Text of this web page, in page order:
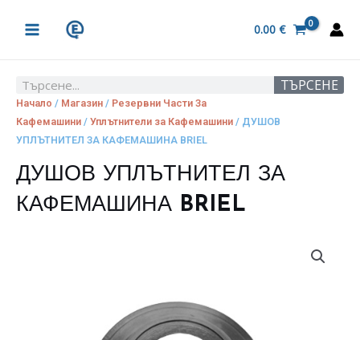
MENU
0.00 €
Search ТЪРСЕНЕ
Начало / Магазин / Резервни Части За
Кафемашини / Уплътнители за Кафемашини / ДУШОВ
УПЛЪТНИТЕЛ ЗА КАФЕМАШИНА BRIEL
ДУШОВ УПЛЪТНИТЕЛ ЗА
КАФЕМАШИНА BRIEL